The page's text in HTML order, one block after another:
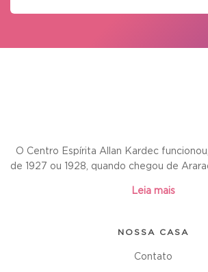
O Centro Espírita Allan Kardec
de 1927 ou 1928, quando chegou de
Leia mais
NOSSA CASA
Contato